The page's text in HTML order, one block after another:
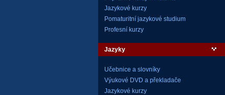
Jazykové kurzy
Pomaturitní jazykové studium
Profesní kurzy
Jazyky
Učebnice a slovníky
Výukové DVD a překladače
Jazykové kurzy